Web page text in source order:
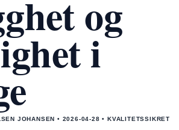
og
i
JOHANSEN • 2026-04-28 • KVALITETSSIKRET